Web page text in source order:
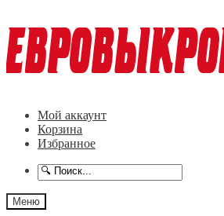
к
навигации
к
содержимому
Мой аккаунт
Корзина
Избранное
Меню